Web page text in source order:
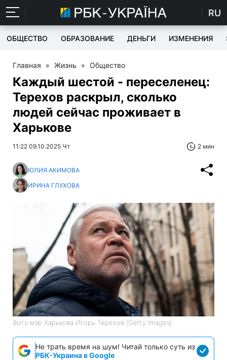
RU
ОБЩЕСТВО ОБРАЗОВАНИЕ ДЕНЬГИ ИЗМЕНЕНИЯ
Главная » Жизнь » Общество
Каждый шестой - переселенец:
Терехов раскрыл, сколько
людей сейчас проживает в
Харькове
11:22 09.10.2025 Чт 2 мин
ЮЛИЯ АКИМОВА
ИРИНА ГЛУХОВА
Фото:мэр Харькова Игорь Терехов (Getty Images)
Не трать время на шум! Читай только суть из
РБК-Украина в Google